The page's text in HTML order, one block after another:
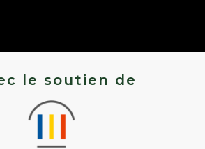
le soutien de